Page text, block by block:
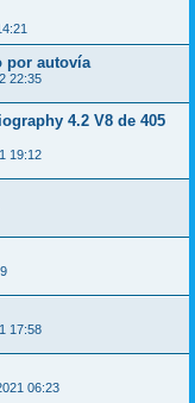
por autovía
22:35
4.2 V8 de 405
19:12
17:58
06:23